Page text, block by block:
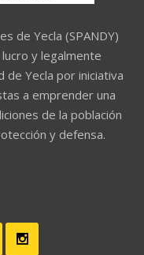
de Yecla (SPANDY)
y legalmente
de Yecla por iniciativa
a emprender una
de la población
y defensa.